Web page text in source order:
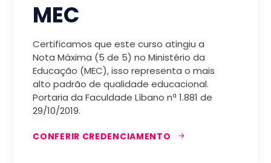
MEC
Certificamos que este curso atingiu a
Nota Máxima (5 de 5) no Ministério da
Educação (MEC), isso representa o mais
alto padrão de qualidade educacional.
Portaria da Faculdade Líbano nª 1.881 de
29/10/2019.
CONFERIR CREDENCIAMENTO